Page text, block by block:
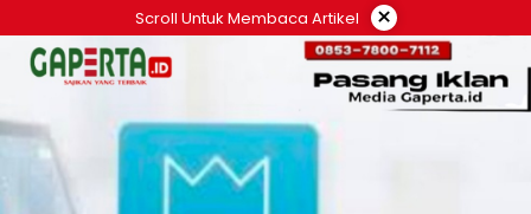
ke
konten
Scroll Untuk Membaca Artikel ×